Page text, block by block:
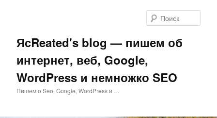
ЯcReated's blog — пишем об
интернет, веб, Google,
WordPress и немножко SEO
Пишем о Seo, Google, WordPress и …